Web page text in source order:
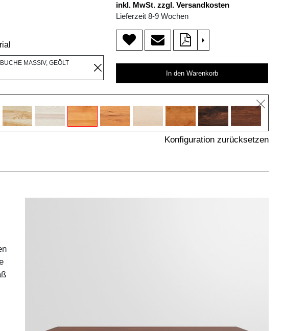
BUCHE MASSIV, GEÖLT
inkl. MwSt. zzgl. Versandkosten
Lieferzeit 8-9 Wochen
>
In den Warenkorb
Konfiguration zurücksetzen